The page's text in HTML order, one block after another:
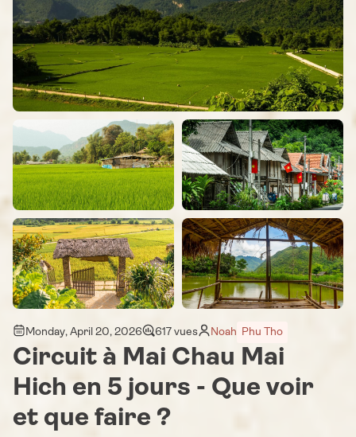
Monday, April 20, 2026 617 vues Noah Phu Tho
Circuit à Mai Chau Mai
Hich en 5 jours - Que voir
et que faire ?